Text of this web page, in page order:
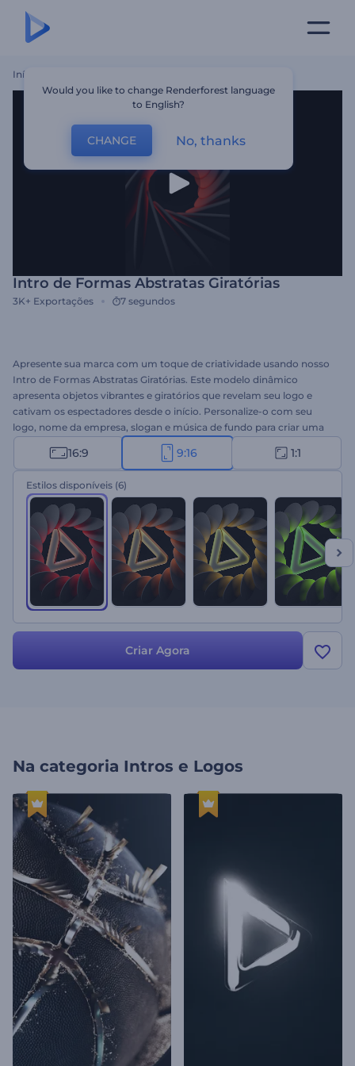
Início
Intro de Formas Abstratas Giratórias
3K+ Exportações 7 segundos
Apresente sua marca com um toque de criatividade usando nosso
Intro de Formas Abstratas Giratórias. Este modelo dinâmico
apresenta objetos vibrantes e giratórios que revelam seu logo e
cativam os espectadores desde o início. Personalize-o com seu
logo, nome da empresa, slogan e música de fundo para criar uma
introdução única. Perfeito para promoções de produtos ou
serviços, intros ou outros de canal, anúncios em vídeo, aberturas de
apresentações e muito mais. Comece a criar intros
impressionantes agora!
16:9 9:16 1:1
Estilos disponíveis (6)
Criar Agora
Na categoria Intros e Logos
Would you like to change Renderforest language
to English?
CHANGE No, thanks